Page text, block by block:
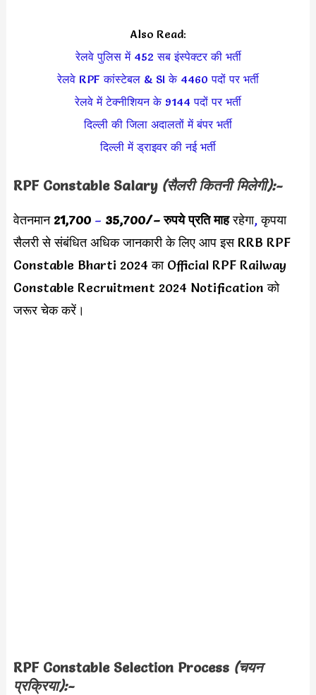
Also Read:
रेलवे पुलिस में 452 सब इंस्पेक्टर की भर्ती
रेलवे RPF कांस्टेबल & SI के 4460 पदों पर भर्ती
रेलवे में टेक्नीशियन के 9144 पदों पर भर्ती
दिल्ली की जिला अदालतों में बंपर भर्ती
दिल्ली में ड्राइवर की नई भर्ती
RPF Constable Salary (सैलरी कितनी मिलेगी):-
वेतनमान 21,700 – 35,700/– रुपये प्रति माहरहेगा,कृपया
सैलरी से संबंधित अधिक जानकारी के लिए आप इस RRB RPF
Constable Bharti 2024 का Official RPF Railway
Constable Recruitment 2024 Notification को
जरूर चेक करें।
RPF Constable Selection Process (चयन
प्रक्रिया):-